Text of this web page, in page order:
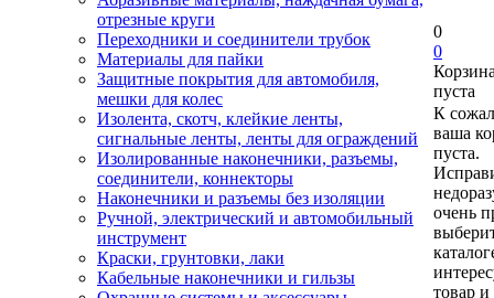
отрезные круги
Переходники и соединители трубок
Материалы для пайки
Защитные покрытия для автомобиля,
мешки для колес
Изолента, скотч, клейкие ленты,
сигнальные ленты, ленты для ограждений
Изолированные наконечники, разъемы,
соединители, коннекторы
Наконечники и разъемы без изоляции
Ручной, электрический и автомобильный
инструмент
Краски, грунтовки, лаки
Кабельные наконечники и гильзы
0
0
пуста
К
ваша
пуста.
очень
товар и